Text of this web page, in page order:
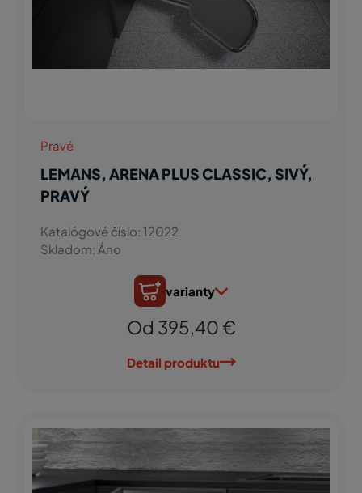
Pravé
LEMANS, ARENA PLUS CLASSIC, SIVÝ,
PRAVÝ
Katalógové číslo: 12022
Skladom: Áno
varianty
Od 395,40 €
Detail produktu